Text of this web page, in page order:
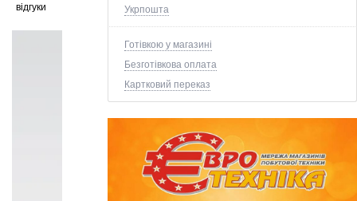
Укрпошта
Готівкою у магазині
Безготівкова оплата
Картковий переказ
відгуки